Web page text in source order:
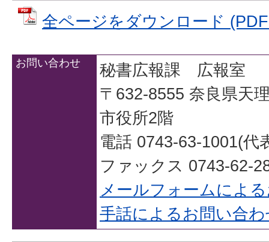
全ページをダウンロード
お問い合わせ
秘書広報課 広報室
〒632-8555 奈良県天
市役所2階
電話 0743-63-1001(代
ファックス 0743-62-
メールフォームによ
手話によるお問い合